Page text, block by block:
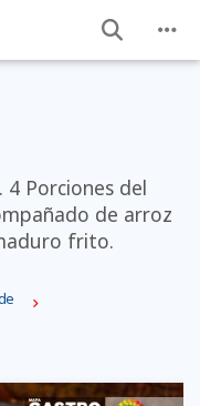
4 Porciones del
de arroz
frito.